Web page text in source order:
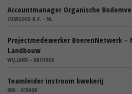
Accountmanager Organische
COMGOED B.V. - NL
Projectmedewerker BoerenNetwerk –
Landbouw
WIJ.LAND - ABCOUDE
Teamleider instroom kwekerij
IBN - SCHAIJK